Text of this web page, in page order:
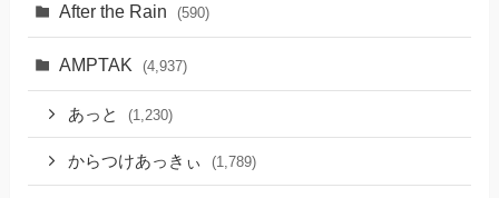
After the Rain (590)
AMPTAK (4,937)
あっと (1,230)
からつけあっきぃ (1,789)